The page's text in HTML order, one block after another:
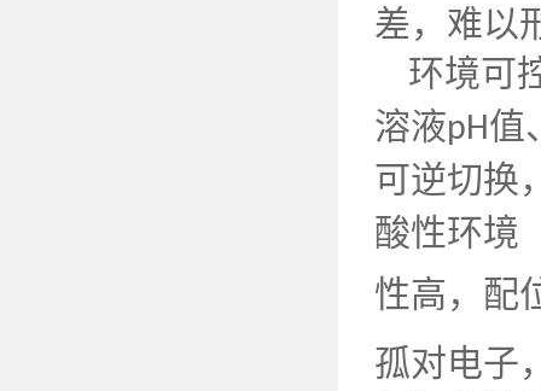
差，难以
环境可
溶液pH值
可逆切换
酸性环境
性高，配
孤对电子